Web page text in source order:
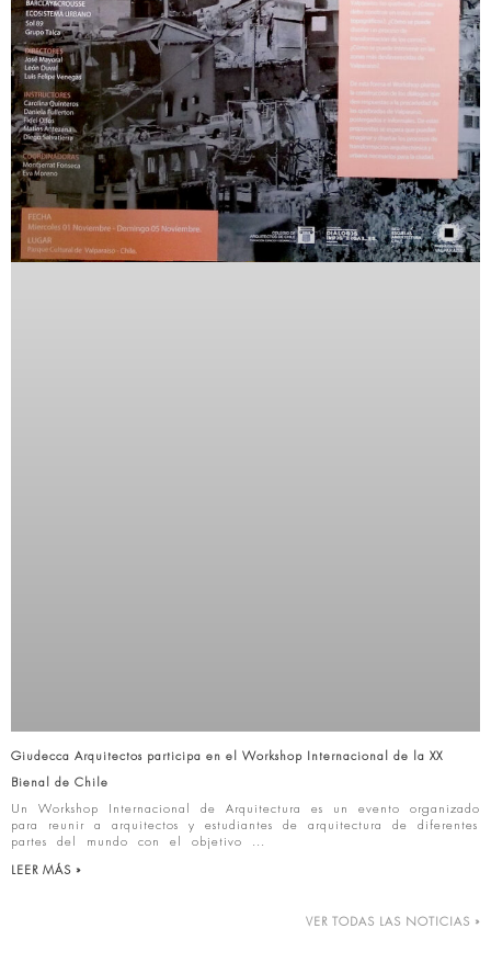
Giudecca Arquitectos participa en el Workshop Internacional de la XX
Bienal de Chile
Un Workshop Internacional de Arquitectura es un evento organizado
para reunir a arquitectos y estudiantes de arquitectura de diferentes
partes del mundo con el objetivo
LEER MÁS »
VER TODAS LAS NOTICIAS »